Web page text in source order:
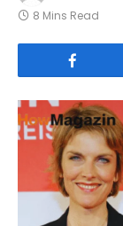
8 Mins Read